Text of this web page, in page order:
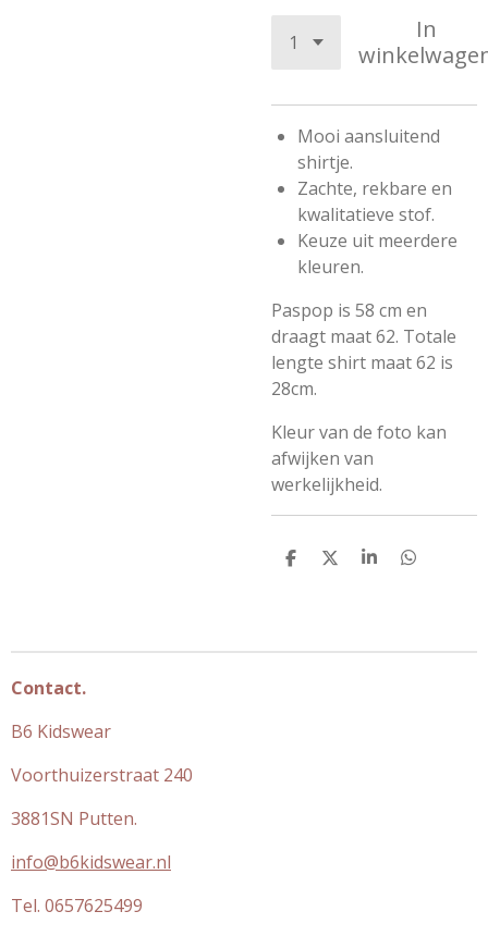
In
Mooi aansluitend
shirtje.
Zachte, rekbare en
kwalitatieve stof.
Keuze uit meerdere
kleuren.
Paspop is 58 cm en
draagt maat 62. Totale
lengte shirt maat 62 is
28cm.
Kleur van de foto kan
afwijken van
werkelijkheid.
D
D
S
D
Contact.
B6 Kidswear
Voorthuizerstraat 240
3881SN Putten.
info@b6kidswear.nl
Tel. 0657625499